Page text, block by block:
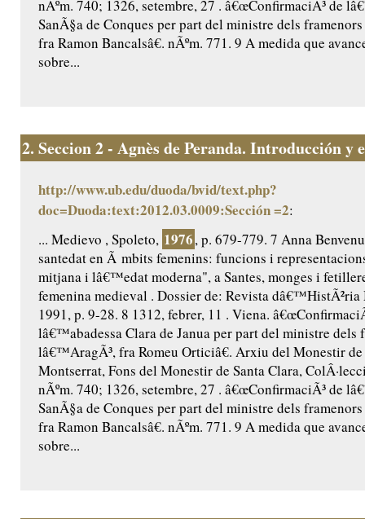
nÃºm. 740; 1326, setembre, 27 . â€œConfirmaciÃ³ de
SanÃ§a de Conques per part del ministre dels
fra Ramon Bancalsâ€. nÃºm. 771. 9 A medida que
sobre...
2. Seccion 2 - Agnès de Peranda. Introducción y
http://www.ub.edu/duoda/bvid/text.php?
doc=Duoda:text:2012.03.0009:Sección =2:
... Medievo , Spoleto, 1976, p. 679-779. 7 Anna
santedat en Ã mbits femenins: funcions i
mitjana i lâ€™edat moderna", a Santes, monges i
femenina medieval . Dossier de: Revista dâ€™HistÃ²ria
1991, p. 9-28. 8 1312, febrer, 11 . Viena.
lâ€™abadessa Clara de Janua per part del ministre dels
lâ€™AragÃ³, fra Romeu Orticiâ€. Arxiu del Monestir de
Montserrat, Fons del Monestir de Santa Clara,
nÃºm. 740; 1326, setembre, 27 . â€œConfirmaciÃ³ de
SanÃ§a de Conques per part del ministre dels
fra Ramon Bancalsâ€. nÃºm. 771. 9 A medida que
sobre...